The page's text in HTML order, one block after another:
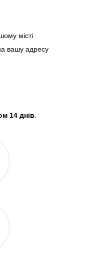
місті
вашу адресу
14 днів